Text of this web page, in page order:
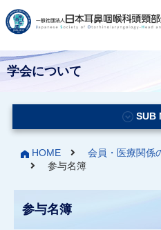
学会について
SUB
HOME 会員・医療関係
参与名簿
参与名簿